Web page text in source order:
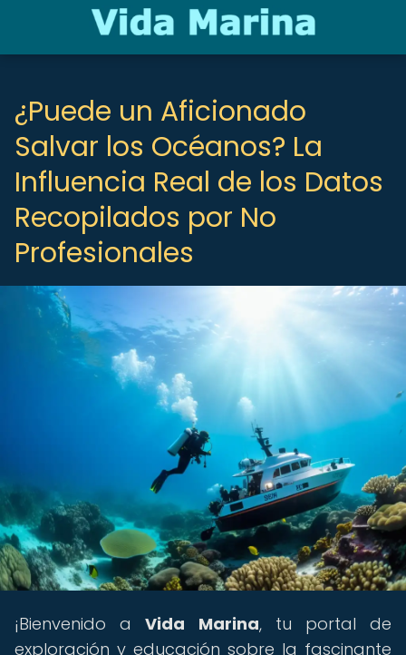
¿Puede un Aficionado
Salvar los Océanos? La
Influencia Real de los Datos
Recopilados por No
Profesionales
¡Bienvenido aVida Marina, tu portal de
exploración y educación sobre la fascinante